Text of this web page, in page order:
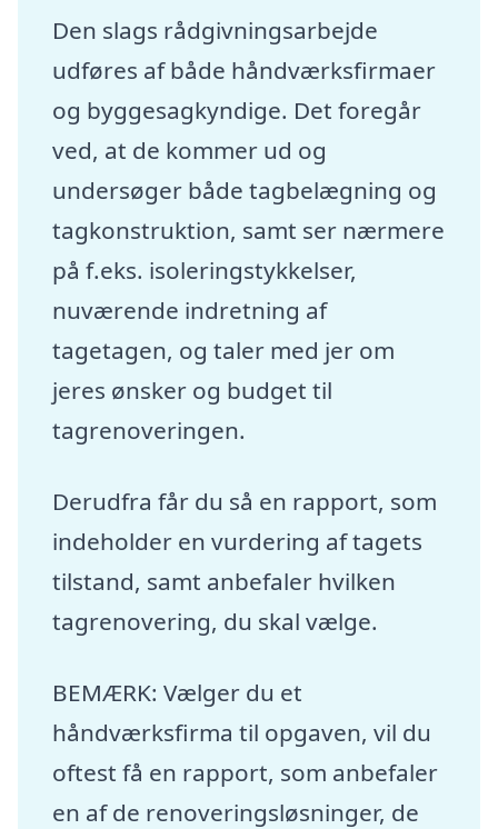
Den slags rådgivningsarbejde
udføres af både håndværksfirmaer
og byggesagkyndige. Det foregår
ved, at de kommer ud og
undersøger både tagbelægning og
tagkonstruktion, samt ser nærmere
på f.eks. isoleringstykkelser,
nuværende indretning af
tagetagen, og taler med jer om
jeres ønsker og budget til
tagrenoveringen.
Derudfra får du så en rapport, som
indeholder en vurdering af tagets
tilstand, samt anbefaler hvilken
tagrenovering, du skal vælge.
BEMÆRK: Vælger du et
håndværksfirma til opgaven, vil du
oftest få en rapport, som anbefaler
en af de renoveringsløsninger, de